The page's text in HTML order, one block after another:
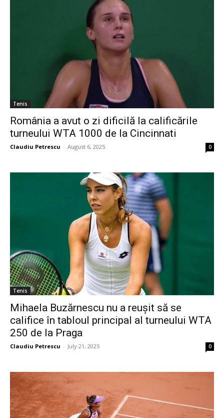
Tenis
România a avut o zi dificilă la calificările
turneului WTA 1000 de la Cincinnati
Claudiu Petrescu - August 6, 2025 0
Tenis
Mihaela Buzărnescu nu a reușit să se
califice în tabloul principal al turneului WTA
250 de la Praga
Claudiu Petrescu - July 21, 2025 0